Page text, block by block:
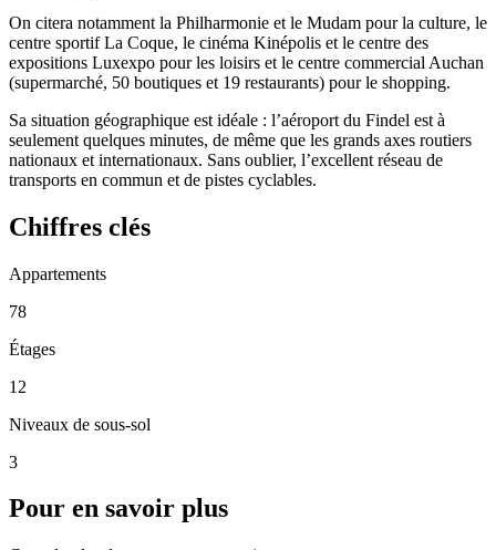
On citera notamment la Philharmonie et le Mudam pour la culture, le
centre sportif La Coque, le cinéma Kinépolis et le centre des
expositions Luxexpo pour les loisirs et le centre commercial Auchan
(supermarché, 50 boutiques et 19 restaurants) pour le shopping.
Sa situation géographique est idéale : l’aéroport du Findel est à
seulement quelques minutes, de même que les grands axes routiers
nationaux et internationaux. Sans oublier, l’excellent réseau de
transports en commun et de pistes cyclables.
Chiffres clés
Appartements
78
Étages
12
Niveaux de sous-sol
3
Pour en savoir plus